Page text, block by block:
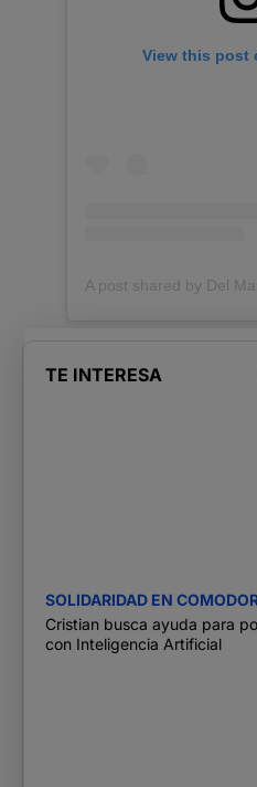
View this post
TE INTERESA
SOLIDARIDAD EN
Cristian busca ayuda para
con Inteligencia Artificial